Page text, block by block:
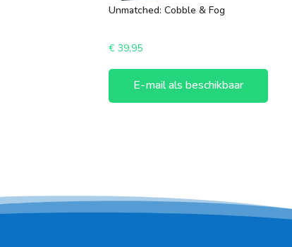
Unmatched: Cobble & Fog
€39,95
E-mail als beschikbaar